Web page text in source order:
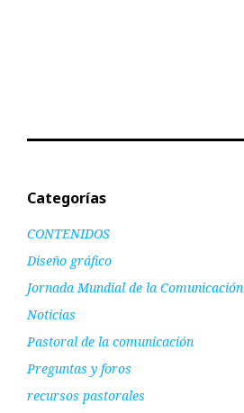
Categorías
CONTENIDOS
Diseño gráfico
Jornada Mundial de la Comunicación
Noticias
Pastoral de la comunicación
Preguntas y foros
recursos pastorales